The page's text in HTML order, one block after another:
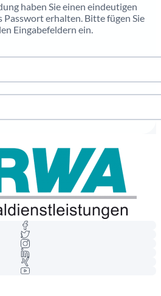
haben Sie einen eindeutigen
Passwort erhalten. Bitte fügen Sie
Eingabefeldern ein.